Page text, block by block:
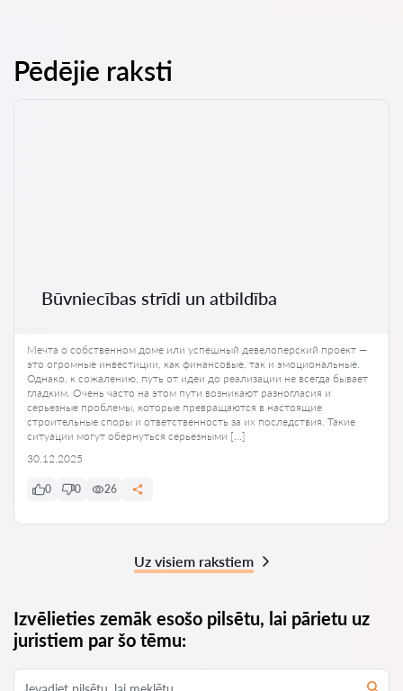
Pēdējie raksti
Būvniecības strīdi un atbildība
Мечта о собственном доме или успешный девелоперский проект —
это огромные инвестиции, как финансовые, так и эмоциональные.
Однако, к сожалению, путь от идеи до реализации не всегда бывает
гладким. Очень часто на этом пути возникают разногласия и
серьезные проблемы, которые превращаются в настоящие
строительные споры и ответственность за их последствия. Такие
ситуации могут обернуться серьезными […]
30.12.2025
0 0 26
Uz visiem rakstiem
Izvēlieties zemāk esošo pilsētu, lai pārietu uz
juristiem par šo tēmu: